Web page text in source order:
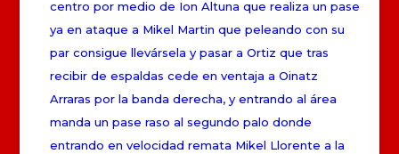
centro por medio de Ion Altuna que realiza un pase
ya en ataque a Mikel Martin que peleando con su
par consigue llevársela y pasar a Ortiz que tras
recibir de espaldas cede en ventaja a Oinatz
Arraras por la banda derecha, y entrando al área
manda un pase raso al segundo palo donde
entrando en velocidad remata Mikel Llorente a la